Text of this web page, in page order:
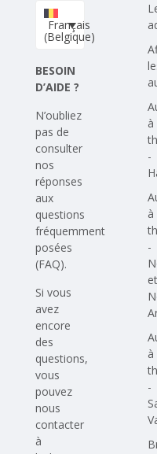
Téléchargez votre
Corona Covid-19
Français
(Belgique)
BESOIN
D’AIDE ?
N’oubliez
pas de
consulter
nos
réponses
aux
questions
fréquemment
posées
(FAQ).
Si vous
avez
encore
des
questions,
vous
pouvez
nous
contacter
à
à
-
à
-
et
à
-